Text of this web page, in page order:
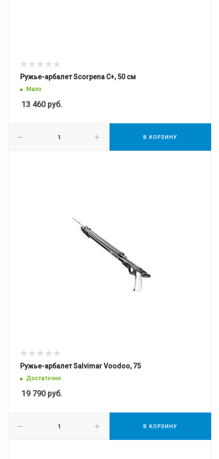
Ружье-арбалет Scorpena C+, 50 см
Мало
13 460руб.
В КОРЗИНУ
Ружье-арбалет Salvimar Voodoo, 75
Достаточно
19 790руб.
В КОРЗИНУ